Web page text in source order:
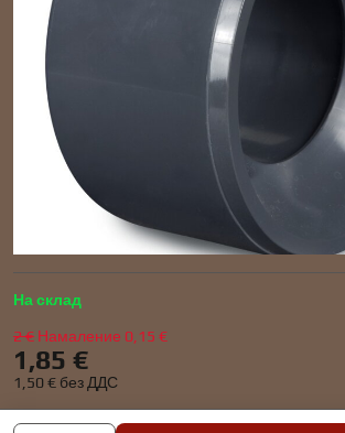
На склад
2 € Намаление 0,15 €
1,85 €
1,50 € без ДДС